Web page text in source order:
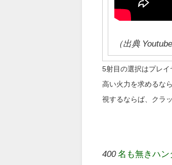
（出典 Youtube
5射目の選択はプレイ
高い火力を求めるな
視するならば、クラ
400 名も無きハン